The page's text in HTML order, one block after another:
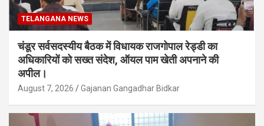
TELANGANA NEWS
चंडूर सर्वसदस्यीय बैठक में विधायक राजगोपाल रेड्डी का
अधिकारियों को सख्त संदेश, ऑयल पाम खेती अपनाने की
अपील।
August 7, 2026 Gajanan Gangadhar Bidkar